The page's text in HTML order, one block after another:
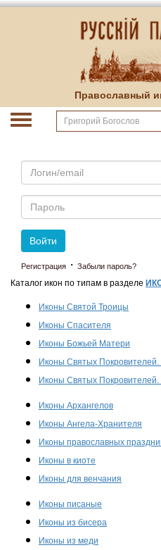
Православный
Email
Пароль
Войти
Регистрация · Забыли пароль?
Каталог икон по типам в разделе
Иконы Святой Троицы
Иконы Спасителя
Иконы Божьей Матери
Иконы Святых
Иконы Святых
Иконы Архангелов
Иконы Ангела-Хранителя
Иконы православных
Иконы в киоте
Иконы для венчания
Иконы писаные
Иконы из бисера
Иконы из меди